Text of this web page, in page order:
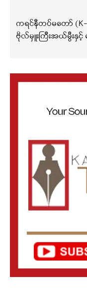
ကရင်နီတပ်မတော်
ဗိုလ်မှူးကြီးအယ်မွီးနှင့်